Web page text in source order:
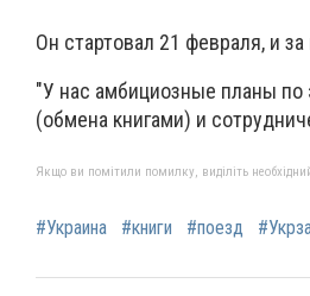
Он стартовал 21 февраля, и
"У нас амбициозные планы по
(обмена книгами) и
Якщо ви помітили помилку, виділіть
#Украина #книги #поезд